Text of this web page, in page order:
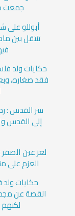
جمعت
أبوللو
تنتقل بين
حكايات ولد
فقد صغاره،
سر القدس :
إلى القدس
لغز عين الصقر
العزم على
حكايات
القصة عن